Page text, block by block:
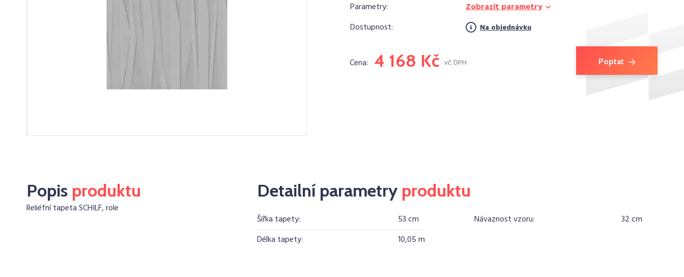
Parametry:
Zobrazit parametry
Dostupnost:
Na objednávku
Cena: 4 168 Kč vč. DPH Poptat
Popis produktu
Reliéfní tapeta SCHILF, role
Detailní parametry produktu
Šířka tapety:
53 cm
Délka tapety:
10,05 m
Návaznost vzoru: 32 cm